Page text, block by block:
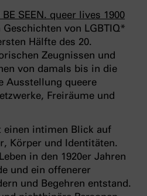
BE SEEN. queer lives 1900
von LGBTIQ*
Hälfte des 20.
Zeugnissen und
von damals bis in die
Ausstellung queere
Freiräume und
intimen Blick auf
Körper und Identitäten.
in den 1920er Jahren
und ein offenerer
und Begehren entstand.